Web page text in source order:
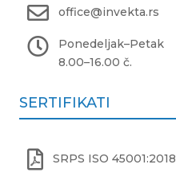
 office@invekta.rs
 Ponedeljak–Petak
8.00–16.00 č.
SERTIFIKATI
 SRPS ISO 45001:2018